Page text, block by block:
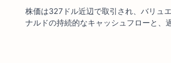
株価は327ドル近辺で取引され、バリュ
ナルドの持続的なキャッシュフローと、